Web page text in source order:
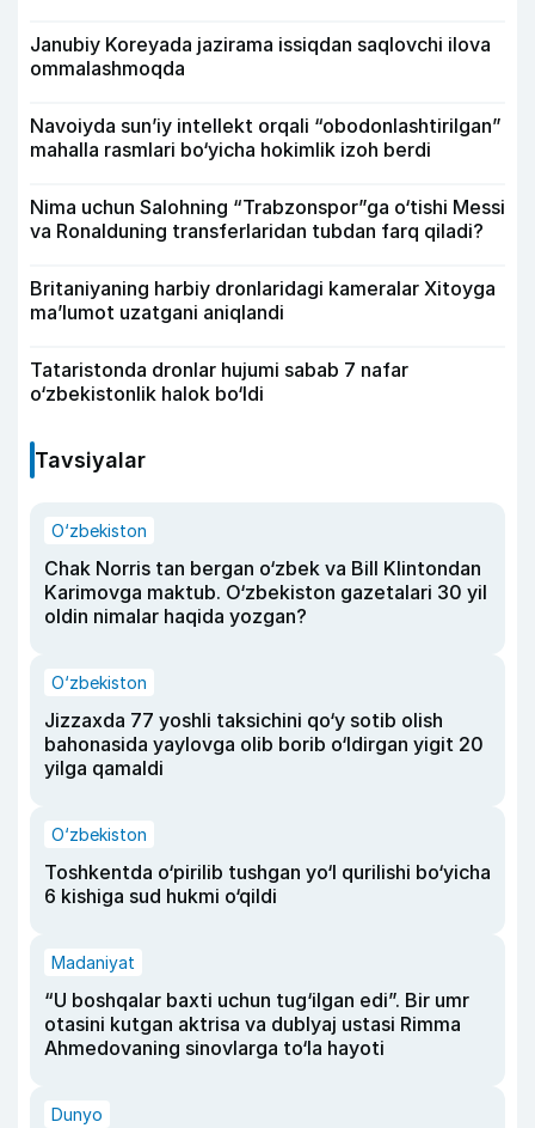
Janubiy Koreyada jazirama issiqdan saqlovchi ilova
ommalashmoqda
Navoiyda sun’iy intellekt orqali “obodonlashtirilgan”
mahalla rasmlari bo‘yicha hokimlik izoh berdi
Nima uchun Salohning “Trabzonspor”ga o‘tishi Messi
va Ronalduning transferlaridan tubdan farq qiladi?
Britaniyaning harbiy dronlaridagi kameralar Xitoyga
ma’lumot uzatgani aniqlandi
Tataristonda dronlar hujumi sabab 7 nafar
o‘zbekistonlik halok bo‘ldi
Tavsiyalar
O‘zbekiston
Chak Norris tan bergan o‘zbek va Bill Klintondan
Karimovga maktub. O‘zbekiston gazetalari 30 yil
oldin nimalar haqida yozgan?
O‘zbekiston
Jizzaxda 77 yoshli taksichini qo‘y sotib olish
bahonasida yaylovga olib borib o‘ldirgan yigit 20
yilga qamaldi
O‘zbekiston
Toshkentda o‘pirilib tushgan yo‘l qurilishi bo‘yicha
6 kishiga sud hukmi o‘qildi
Madaniyat
“U boshqalar baxti uchun tug‘ilgan edi”. Bir umr
otasini kutgan aktrisa va dublyaj ustasi Rimma
Ahmedovaning sinovlarga to‘la hayoti
Dunyo